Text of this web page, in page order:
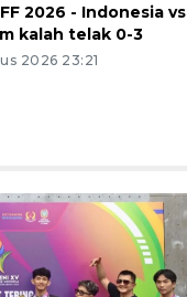
2026 - Indonesia vs
kalah telak 0-3
2026 23:21